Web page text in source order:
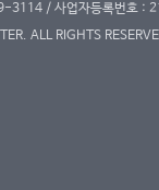
3114 / 사업자등록번호
ALL RIGHTS